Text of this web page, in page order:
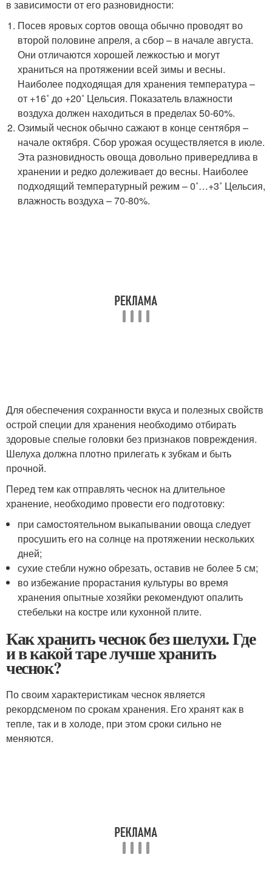
в зависимости от его разновидности:
Посев яровых сортов овоща обычно проводят во
второй половине апреля, а сбор – в начале августа.
Они отличаются хорошей лежкостью и могут
храниться на протяжении всей зимы и весны.
Наиболее подходящая для хранения температура –
от +16˚ до +20˚ Цельсия. Показатель влажности
воздуха должен находиться в пределах 50-60%.
Озимый чеснок обычно сажают в конце сентября –
начале октября. Сбор урожая осуществляется в июле.
Эта разновидность овоща довольно привередлива в
хранении и редко долеживает до весны. Наиболее
подходящий температурный режим – 0˚…+3˚ Цельсия,
влажность воздуха – 70-80%.
Для обеспечения сохранности вкуса и полезных свойств
острой специи для хранения необходимо отбирать
здоровые спелые головки без признаков повреждения.
Шелуха должна плотно прилегать к зубкам и быть
прочной.
Перед тем как отправлять чеснок на длительное
хранение, необходимо провести его подготовку:
при самостоятельном выкапывании овоща следует
просушить его на солнце на протяжении нескольких
дней;
сухие стебли нужно обрезать, оставив не более 5 см;
во избежание прорастания культуры во время
хранения опытные хозяйки рекомендуют опалить
стебельки на костре или кухонной плите.
Как хранить чеснок без шелухи. Где
и в какой таре лучше хранить
чеснок?
По своим характеристикам чеснок является
рекордсменом по срокам хранения. Его хранят как в
тепле, так и в холоде, при этом сроки сильно не
меняются.